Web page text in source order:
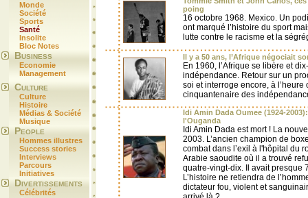
Monde
Société
Sports
Santé
Insolite
Bloc Notes
Business
Economie
Management
Culture
Culture
Histoire
Médias & Société
Musique
People
Hommes illustres
Success stories
Interviews
Parcours
Initiatives
Divertissements
Célébrités
poing
16 octobre 1968. Mexico. Un
ont marqué l’histoire du sport
lutte contre le racisme et la
Il y a 50 ans, l’Afrique négociait
En 1960, l’Afrique se libère et
indépendance. Retour sur un
soi et interroge encore, à l’heure
cinquantenaire des
Idi Amin Dada Oumee (1924-
l'Ouganda
Idi Amin Dada est mort ! La
2003. L’ancien champion de
combat dans l’exil à l'hôpital du
Arabie saoudite où il a trouvé
quatre-vingt-dix. Il avait presque
L’histoire ne retiendra de
dictateur fou, violent et